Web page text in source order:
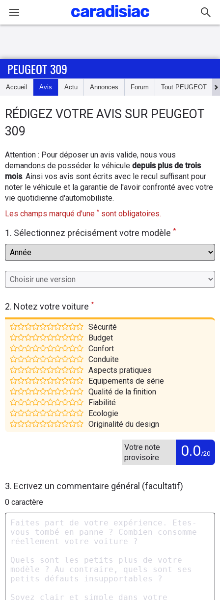
Accueil
Essais
d'achat
Electriques
Flottes
Auto
Moto
Marques
PEUGEOT 309
Accueil Avis Actu Annonces Forum Tout PEUGEOT
RÉDIGEZ VOTRE AVIS SUR PEUGEOT
309
Attention : Pour déposer un avis valide, nous vous
demandons de posséder le véhicule depuis plus de trois
mois. Ainsi vos avis sont écrits avec le recul suffisant pour
noter le véhicule et la garantie de l'avoir confronté avec votre
vie quotidienne d'automobiliste.
Les champs marqué d'une * sont obligatoires.
1. Sélectionnez précisément votre modèle *
2. Notez votre voiture *
Sécurité
Budget
Confort
Conduite
Aspects pratiques
Equipements de série
Qualité de la finition
Fiabilité
Ecologie
Originalité du design
Votre note
provisoire
0.0/20
3. Ecrivez un commentaire général (facultatif)
0 caractère